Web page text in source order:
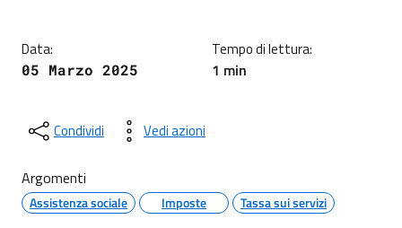
Data:
05 Marzo 2025
Tempo di lettura:
1 min
Condividi Vedi azioni
Argomenti
Assistenza sociale Imposte Tassa sui servizi